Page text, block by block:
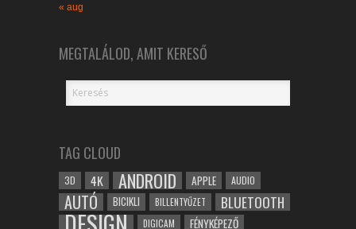
« aug
MEGTALÁLOD, AMIT KERESŐ
TAG CLOUD
3D 4K ANDROID APPLE AUDIO
AUTÓ BICIKLI BILLENTYŰZET BLUETOOTH
DIGICAM FÉNYKÉPEZŐ